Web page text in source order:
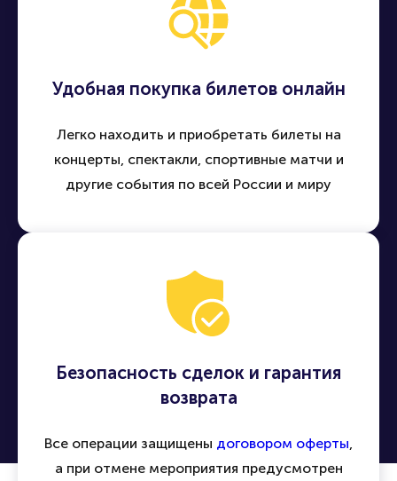
Удобная покупка билетов онлайн
Легко находить и приобретать билеты на
концерты, спектакли, спортивные матчи и
другие события по всей России и миру
Безопасность сделок и гарантия
возврата
Все операции защищены договором оферты
а при отмене мероприятия предусмотрен